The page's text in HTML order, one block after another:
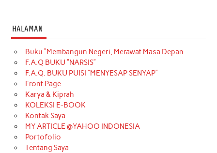
HALAMAN
Buku “Membangun Negeri, Merawat Masa Depan
F.A.Q BUKU “NARSIS”
F.A.Q. BUKU PUISI “MENYESAP SENYAP”
Front Page
Karya & Kiprah
KOLEKSI E-BOOK
Kontak Saya
MY ARTICLE @YAHOO INDONESIA
Portofolio
Tentang Saya